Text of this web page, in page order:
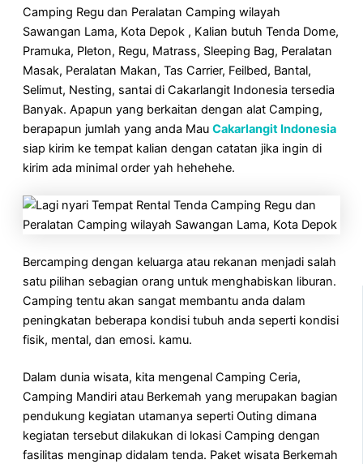
Camping Regu dan Peralatan Camping wilayah
Sawangan Lama, Kota Depok , Kalian butuh Tenda Dome,
Pramuka, Pleton, Regu, Matrass, Sleeping Bag, Peralatan
Masak, Peralatan Makan, Tas Carrier, Feilbed, Bantal,
Selimut, Nesting, santai di Cakarlangit Indonesia tersedia
Banyak. Apapun yang berkaitan dengan alat Camping,
berapapun jumlah yang anda Mau Cakarlangit Indonesia
siap kirim ke tempat kalian dengan catatan jika ingin di
kirim ada minimal order yah hehehehe.
Bercamping dengan keluarga atau rekanan menjadi salah
satu pilihan sebagian orang untuk menghabiskan liburan.
Camping tentu akan sangat membantu anda dalam
peningkatan beberapa kondisi tubuh anda seperti kondisi
fisik, mental, dan emosi. kamu.
Dalam dunia wisata, kita mengenal Camping Ceria,
Camping Mandiri atau Berkemah yang merupakan bagian
pendukung kegiatan utamanya seperti Outing dimana
kegiatan tersebut dilakukan di lokasi Camping dengan
fasilitas menginap didalam tenda. Paket wisata Berkemah